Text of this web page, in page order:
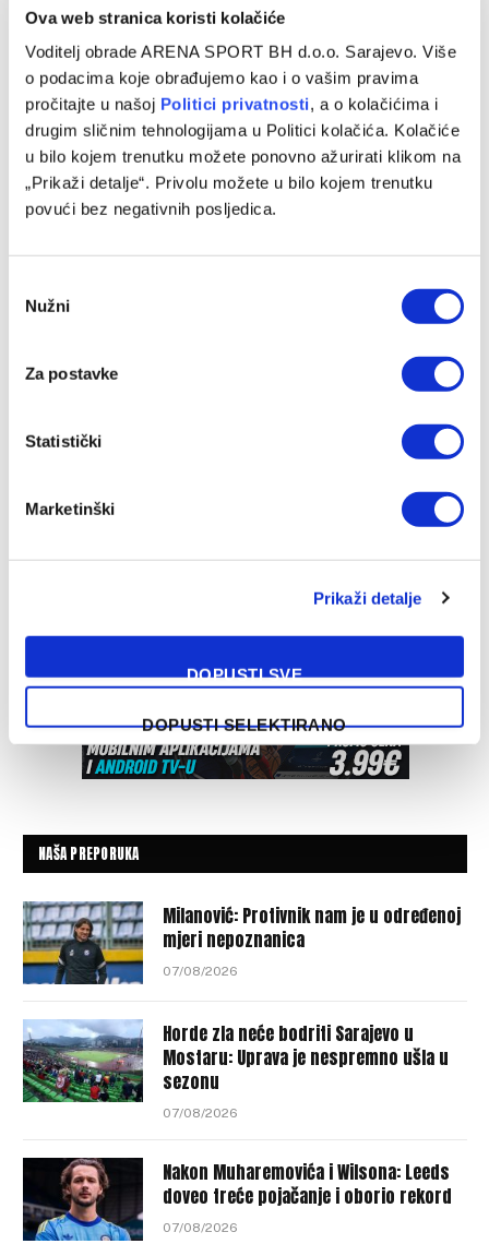
Ova web stranica koristi kolačiće
Voditelj obrade ARENA SPORT BH d.o.o. Sarajevo. Više
o podacima koje obrađujemo kao i o vašim pravima
pročitajte u našoj Politici privatnosti, a o kolačićima i
drugim sličnim tehnologijama u Politici kolačića. Kolačiće
u bilo kojem trenutku možete ponovno ažurirati klikom na
„Prikaži detalje“. Privolu možete u bilo kojem trenutku
povući bez negativnih posljedica.
Selection
Nužni
Za postavke
Statistički
Marketinški
Prikaži detalje
DOPUSTI SVE
DOPUSTI SELEKTIRANO
NAŠA PREPORUKA
Milanović: Protivnik nam je u određenoj
mjeri nepoznanica
07/08/2026
Horde zla neće bodriti Sarajevo u
Mostaru: Uprava je nespremno ušla u
sezonu
07/08/2026
Nakon Muharemovića i Wilsona: Leeds
doveo treće pojačanje i oborio rekord
07/08/2026